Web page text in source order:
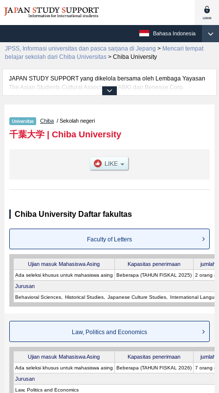
Bahasa Indonesia
JPSS, Informasi universitas dan pasca sarjana di Jepang > Mencari tempat
belajar sekolah dari Chiba Universitas > Chiba University
JAPAN STUDY SUPPORT yang dikelola bersama oleh Lembaga Yayasan
The Asian Students Cultural Association (ABK) dan Benesse Corp.
menyediakan informasi sekitar 1300 universitas, pascasarjana, universitas
per fakultas seperti Fakultas Faculty of LettersatauFakultas Law, Politics and
EconomicsatauFakultas Faculty of ScienceatauFakultas School of
MedicineatauFakultas Pharmaceutical ScienceatauFakultas
informasi yang berguna bagi mahasiswa(i) mancanegara seperti kuota
untuk jumlah pendaftar dan jumlah kelulusan ujian masuk mahasiswa(i)
Chiba / Sekolah negeri
千葉大学| Chiba University
Chiba University Daftar fakultas
Faculty of Letters
Ujian masuk Mahasiswa Asing Kapasitas penerimaan jumlah
Ada seleksi khusus untuk mahasiswa asing Beberapa (TAHUN FISKAL 2025) 2 orang
Jurusan
Behavioral Sciences Historical Studies Japanese Culture Studies International
Law, Politics and Economics
Ujian masuk Mahasiswa Asing Kapasitas penerimaan jumlah
Ada seleksi khusus untuk mahasiswa asing Beberapa (TAHUN FISKAL 2026) 7 orang
Jurusan
Law, Politics and Economics